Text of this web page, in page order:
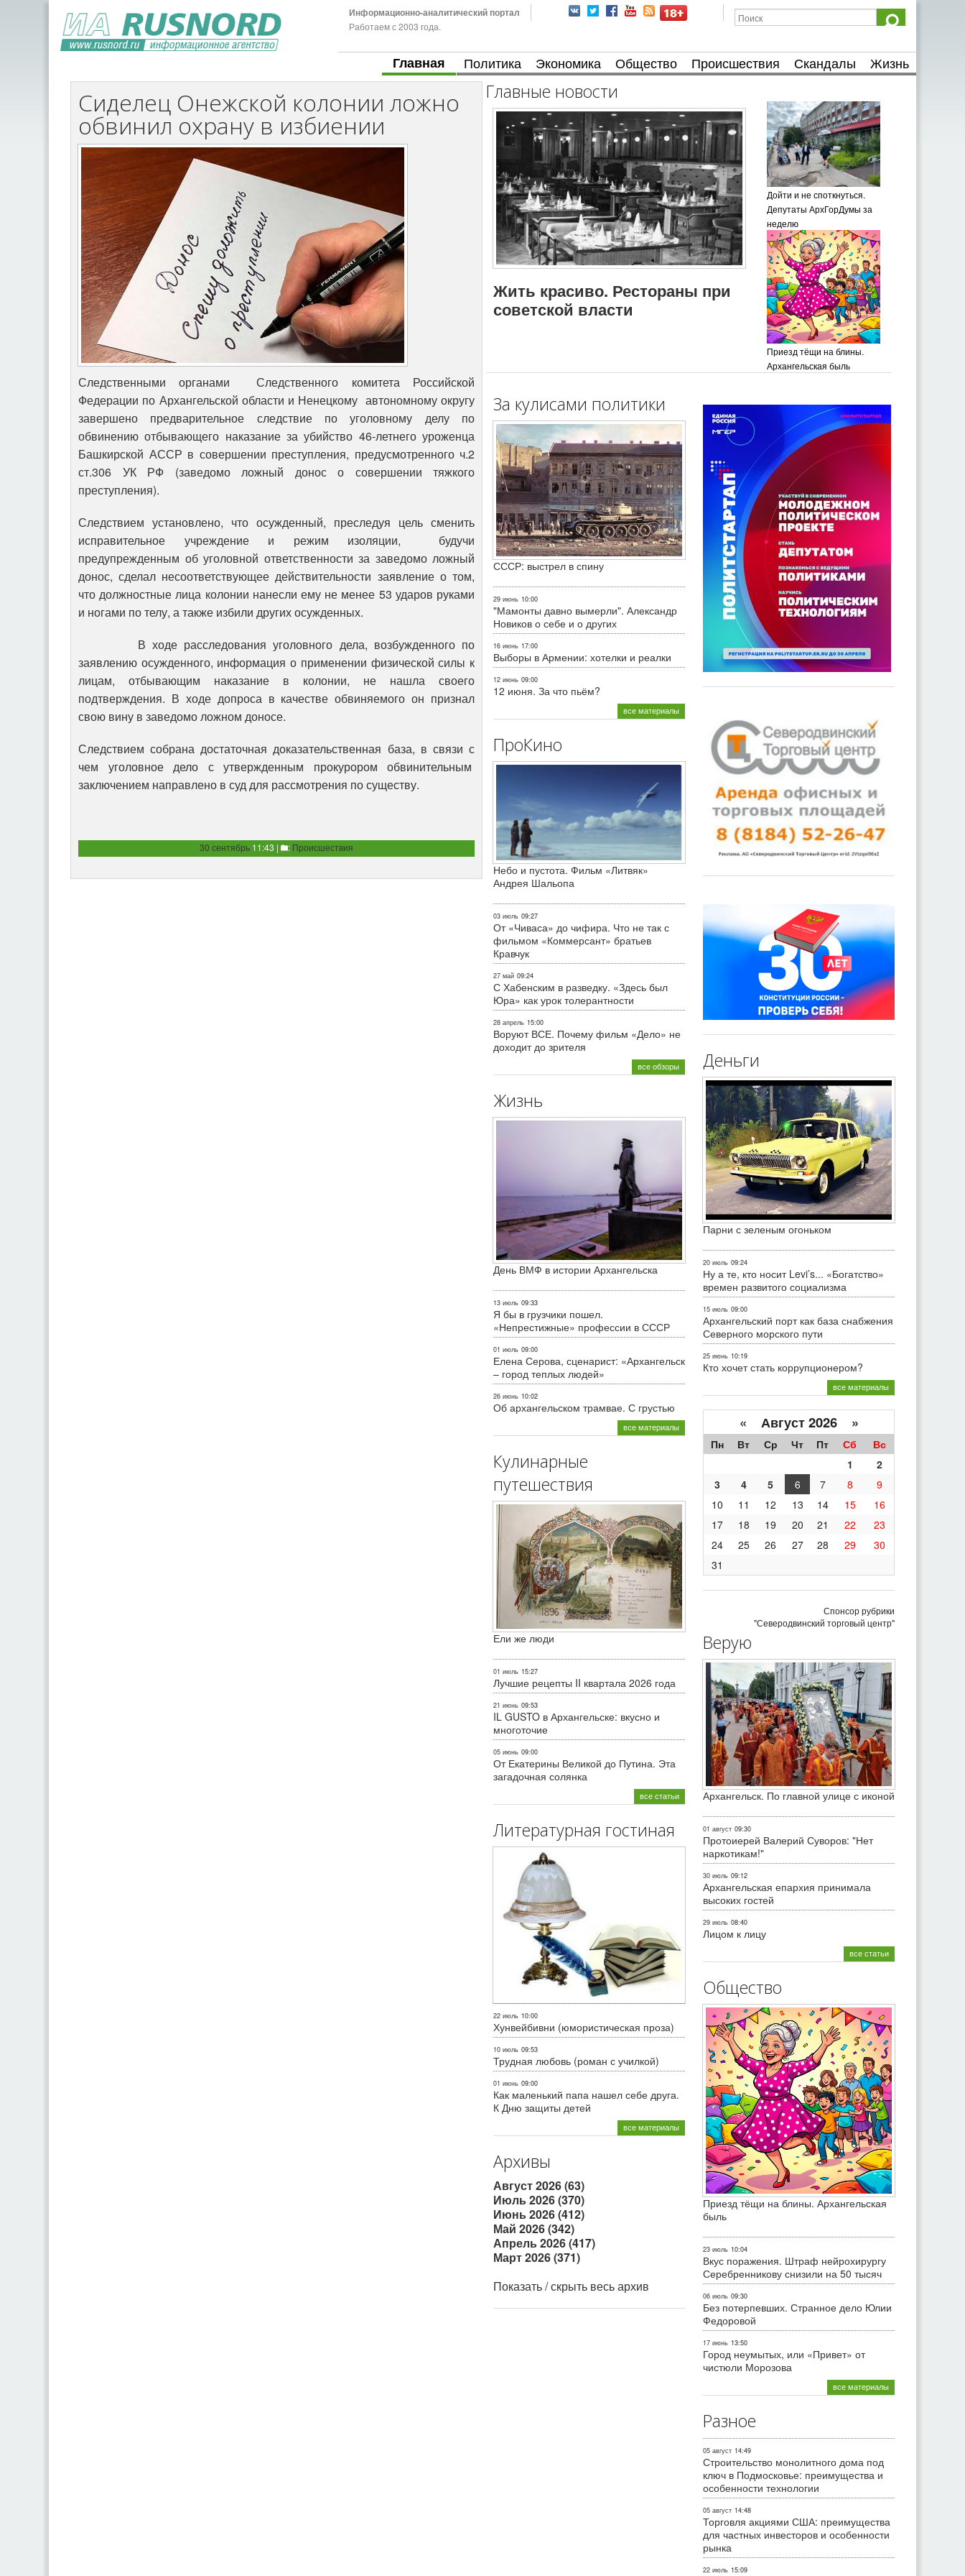
Информационно-аналитический портал
Работаем с 2003 года.
Главная Политика Экономика Общество Происшествия Скандалы Жизнь
Сиделец Онежской колонии ложно
обвинил охрану в избиении
Следственными органами Следственного комитета Российской
Федерации по Архангельской области и Ненецкому автономному округу
завершено предварительное следствие по уголовному делу по
обвинению отбывающего наказание за убийство 46-летнего уроженца
Башкирской АССР в совершении преступления, предусмотренного ч.2
ст.306 УК РФ (заведомо ложный донос о совершении тяжкого
преступления).
Следствием установлено, что осужденный, преследуя цель сменить
исправительное учреждение и режим изоляции, будучи
предупрежденным об уголовной ответственности за заведомо ложный
донос, сделал несоответствующее действительности заявление о том,
что должностные лица колонии нанесли ему не менее 53 ударов руками
и ногами по телу, а также избили других осужденных.
В ходе расследования уголовного дела, возбужденного по
заявлению осужденного, информация о применении физической силы к
лицам, отбывающим наказание в колонии, не нашла своего
подтверждения. В ходе допроса в качестве обвиняемого он признал
свою вину в заведомо ложном доносе.
Следствием собрана достаточная доказательственная база, в связи с
чем уголовное дело с утвержденным прокурором обвинительным
заключением направлено в суд для рассмотрения по существу.
30 сентябрь 11:43 | : Происшествия
Главные новости
Жить красиво. Рестораны при
советской власти
Дойти и не споткнуться.
Депутаты АрхГорДумы за
неделю
Приезд тёщи на блины.
Архангельская быль
За кулисами политики
СССР: выстрел в спину
29 июнь 10:00
"Мамонты давно вымерли". Александр
Новиков о себе и о других
16 июнь 17:00
Выборы в Армении: хотелки и реалки
12 июнь 09:00
12 июня. За что пьём?
все материалы
ПроКино
Небо и пустота. Фильм «Литвяк»
Андрея Шальопа
03 июль 09:27
От «Чиваса» до чифира. Что не так с
фильмом «Коммерсант» братьев
Кравчук
27 май 09:24
С Хабенским в разведку. «Здесь был
Юра» как урок толерантности
28 апрель 15:00
Воруют ВСЕ. Почему фильм «Дело» не
доходит до зрителя
все обзоры
Жизнь
День ВМФ в истории Архангельска
13 июль 09:33
Я бы в грузчики пошел.
«Непрестижные» профессии в СССР
01 июль 09:00
Елена Серова, сценарист: «Архангельск
– город теплых людей»
26 июнь 10:02
Об архангельском трамвае. С грустью
все материалы
Кулинарные
путешествия
Ели же люди
01 июль 15:27
Лучшие рецепты II квартала 2026 года
21 июнь 09:53
IL GUSTO в Архангельске: вкусно и
многоточие
05 июнь 09:00
От Екатерины Великой до Путина. Эта
загадочная солянка
все статьи
Литературная гостиная
22 июль 10:00
Хунвейбивни (юмористическая проза)
10 июль 09:53
Трудная любовь (роман с училкой)
01 июнь 09:00
Как маленький папа нашел себе друга.
К Дню защиты детей
все материалы
Архивы
Август 2026 (63)
Июль 2026 (370)
Июнь 2026 (412)
Май 2026 (342)
Апрель 2026 (417)
Март 2026 (371)
Показать / скрыть весь архив
Деньги
Парни с зеленым огоньком
20 июль 09:24
Ну а те, кто носит Levi’s... «Богатство»
времен развитого социализма
15 июль 09:00
Архангельский порт как база снабжения
Северного морского пути
25 июнь 10:19
Кто хочет стать коррупционером?
все материалы
« Август 2026 »
Пн Вт Ср Чт Пт Сб
Вс
1
2
3
4 5 6 7 8
9
10
11 12 13 14 15
16
17
18 19 20 21 22
23
24
25 26 27 28 29
30
31
Спонсор рубрики
"Северодвинский торговый центр"
Верую
Архангельск. По главной улице с иконой
01 август 09:30
Протоиерей Валерий Суворов: "Нет
наркотикам!"
30 июль 09:12
Архангельская епархия принимала
высоких гостей
29 июль 08:40
Лицом к лицу
все статьи
Общество
Приезд тёщи на блины. Архангельская
быль
23 июль 10:04
Вкус поражения. Штраф нейрохирургу
Серебренникову снизили на 50 тысяч
06 июль 09:30
Без потерпевших. Странное дело Юлии
Федоровой
17 июнь 13:50
Город неумытых, или «Привет» от
чистюли Морозова
все материалы
Разное
05 август 14:49
Строительство монолитного дома под
ключ в Подмосковье: преимущества и
особенности технологии
05 август 14:48
Торговля акциями США: преимущества
для частных инвесторов и особенности
рынка
22 июль 15:09